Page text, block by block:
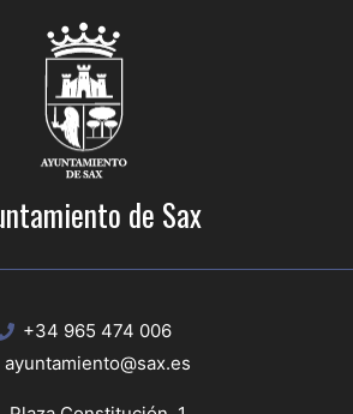
de Sax
+34 965 474 006
ayuntamiento@sax.es